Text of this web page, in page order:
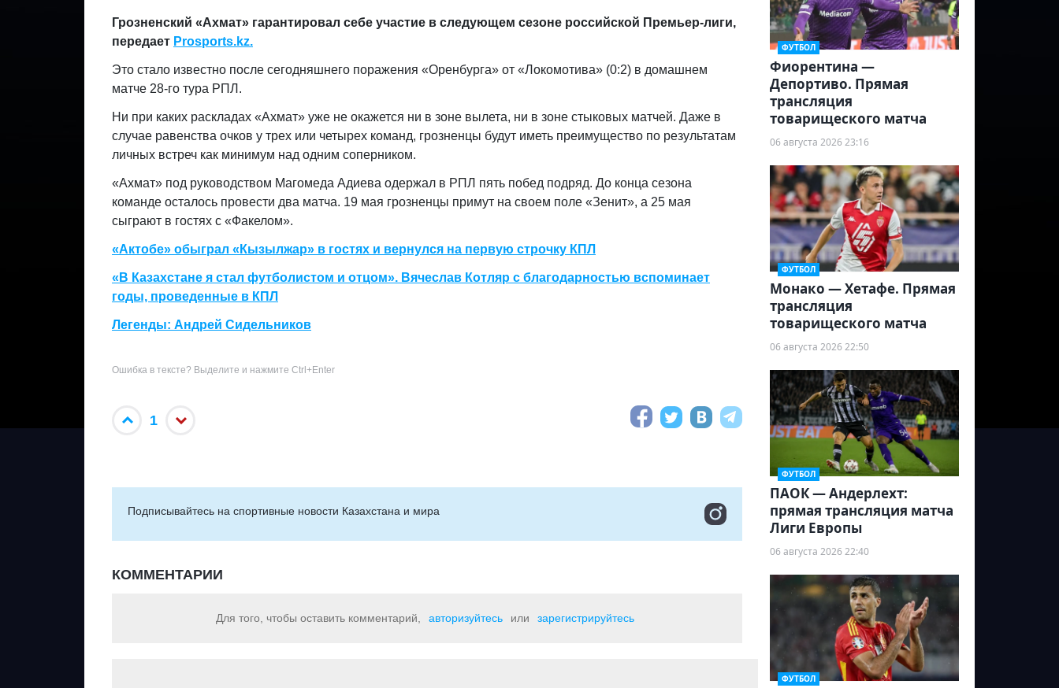
Грозненский «Ахмат» гарантировал себе участие в следующем сезоне российской Премьер-лиги,
передает Prosports.kz.
Это стало известно после сегодняшнего поражения «Оренбурга» от «Локомотива» (0:2) в домашнем
матче 28-го тура РПЛ.
Ни при каких раскладах «Ахмат» уже не окажется ни в зоне вылета, ни в зоне стыковых матчей. Даже в
случае равенства очков у трех или четырех команд, грозненцы будут иметь преимущество по результатам
личных встреч как минимум над одним соперником.
«Ахмат» под руководством Магомеда Адиева одержал в РПЛ пять побед подряд. До конца сезона
команде осталось провести два матча. 19 мая грозненцы примут на своем поле «Зенит», а 25 мая
сыграют в гостях с «Факелом».
«Актобе» обыграл «Кызылжар» в гостях и вернулся на первую строчку КПЛ
«В Казахстане я стал футболистом и отцом». Вячеслав Котляр с благодарностью вспоминает
годы, проведенные в КПЛ
Легенды: Андрей Сидельников
Ошибка в тексте? Выделите и нажмите Ctrl+Enter
1
Подписывайтесь на cпортивные новости Казахстана и мира
КОММЕНТАРИИ
Для того, чтобы оставить комментарий, авторизуйтесь или зарегистрируйтесь
ФУТБОЛ
Фиорентина —
Депортиво. Прямая
трансляция
товарищеского матча
06 августа 2026 23:16
ФУТБОЛ
Монако — Хетафе. Прямая
трансляция
товарищеского матча
06 августа 2026 22:50
ФУТБОЛ
ПАОК — Андерлехт:
прямая трансляция матча
Лиги Европы
06 августа 2026 22:40
ФУТБОЛ